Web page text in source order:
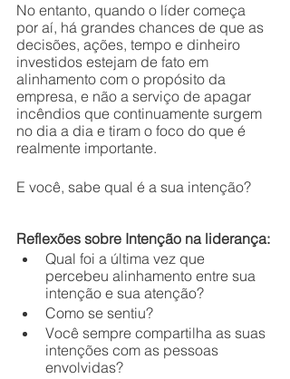
No entanto, quando o líder começa
por aí, há grandes chances de que as
decisões, ações, tempo e dinheiro
investidos estejam de fato em
alinhamento com o propósito da
empresa, e não a serviço de apagar
incêndios que continuamente surgem
no dia a dia e tiram o foco do que é
realmente importante.
E você, sabe qual é a sua intenção?
Reflexões sobre Intenção na liderança:
Qual foi a última vez que
percebeu alinhamento entre sua
intenção e sua atenção?
Como se sentiu?
Você sempre compartilha as suas
intenções com as pessoas
envolvidas?